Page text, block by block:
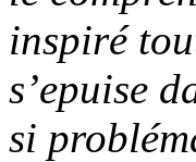
inspiré
s’epuise
si